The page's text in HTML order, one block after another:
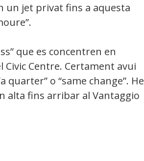
un jet privat fins a aquesta
que es concentren en
Centre. Certament avui
quarter” o “same change”. He
alta fins arribar al Vantaggio